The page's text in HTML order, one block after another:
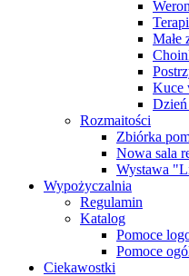
Małe
Kuce
Rozmaitości
Zbiórka
Nowa sala
Wystawa
Wypożyczalnia
Regulamin
Katalog
Pomoce
Pomoce
Ciekawostki